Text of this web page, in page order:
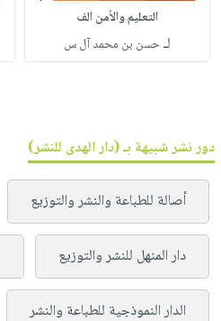
التعليم والأمن الف
لـحسن بن محمد آل س
دور نشر شبيهة بـ (دار الهدى للنشر)
أصالة للطباعة والنشر والتوزيع
دار المنهل للنشر والتوزيع
الدار النموذجية للطباعة والنشر